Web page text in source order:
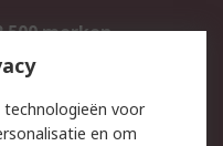
merken
technologieën voor
en om